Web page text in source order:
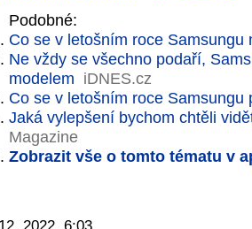
Podobné:
Co se v letošním roce Samsungu
Ne vždy se všechno podaří,
modelem iDNES.cz
Co se v letošním roce Samsungu
Jaká vylepšení bychom chtěli
Magazine
Zobrazit vše o tomto tématu v